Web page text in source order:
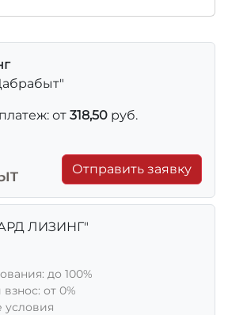
от 318,50 руб.
Отправить заявку
ЛИЗИНГ"
до 100%
от 0%